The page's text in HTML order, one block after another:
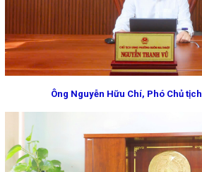
Ông Nguyễn Hữu Chí, Phó Chủ